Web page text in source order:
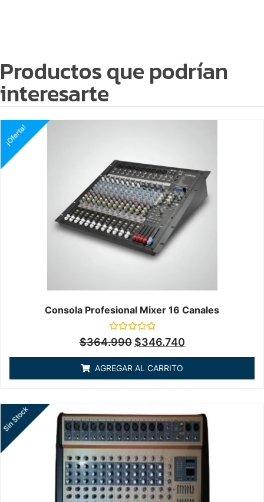
Productos que podrían
interesarte
Consola Profesional Mixer 16 Canales
Valorado
en
5
¡Oferta!
$364.990 $346.740
AGREGAR AL CARRITO
Sin Stock